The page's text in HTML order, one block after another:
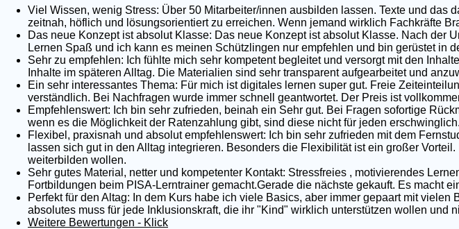
Viel Wissen, wenig Stress: Über 50 Mitarbeiter/innen ausbilden lassen. Texte und
zeitnah, höflich und lösungsorientiert zu erreichen. Wenn jemand wirklich Fachkräfte
Das neue Konzept ist absolut Klasse: Das neue Konzept ist absolut Klasse. Nach der
Lernen Spaß und ich kann es meinen Schützlingen nur empfehlen und bin gerüstet in
Sehr zu empfehlen: Ich fühlte mich sehr kompetent begleitet und versorgt mit den
Inhalte im späteren Alltag. Die Materialien sind sehr transparent aufgearbeitet und
Ein sehr interessantes Thema: Für mich ist digitales lernen super gut. Freie
verständlich. Bei Nachfragen wurde immer schnell geantwortet. Der Preis ist
Empfehlenswert: Ich bin sehr zufrieden, beinah ein Sehr gut. Bei Fragen sofortige
wenn es die Möglichkeit der Ratenzahlung gibt, sind diese nicht für jeden
Flexibel, praxisnah und absolut empfehlenswert: Ich bin sehr zufrieden mit dem
lassen sich gut in den Alltag integrieren. Besonders die Flexibilität ist ein großer
weiterbilden wollen.
Sehr gutes Material, netter und kompetenter Kontakt: Stressfreies , motivierendes
Fortbildungen beim PISA-Lerntrainer gemacht.Gerade die nächste gekauft. Es macht
Perfekt für den Altag: In dem Kurs habe ich viele Basics, aber immer gepaart mit
absolutes muss für jede Inklusionskraft, die ihr "Kind" wirklich unterstützen wollen und
Weitere Bewertungen - Klick